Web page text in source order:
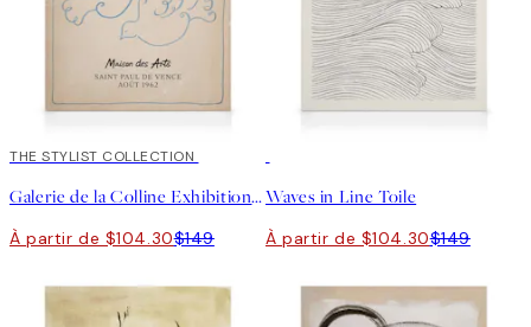
30%*
THE STYLIST COLLECTION
Galerie de la Colline Exhibition Toile
À partir de $104.30$149
Waves in Line Toile
À partir de $104.30$149